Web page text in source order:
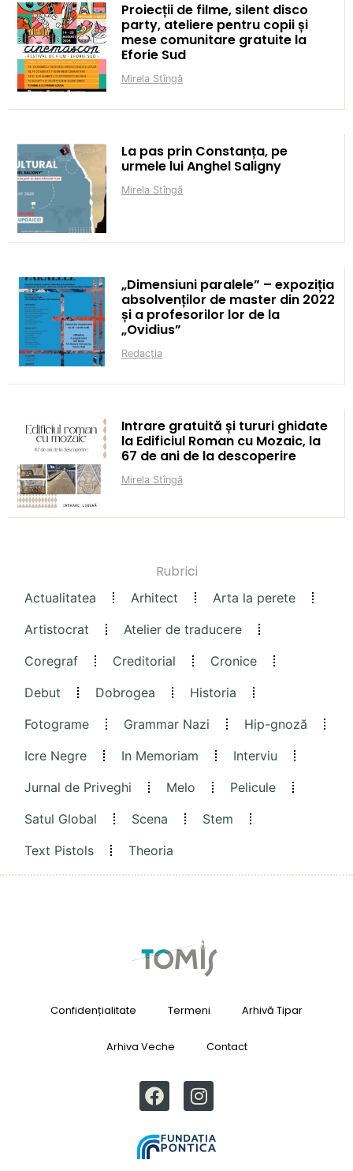
Proiecții de filme, silent disco
party, ateliere pentru copii și
mese comunitare gratuite la
Eforie Sud
Mirela Stîngă
La pas prin Constanța, pe
urmele lui Anghel Saligny
Mirela Stîngă
„Dimensiuni paralele” – expoziția
absolvenților de master din 2022
și a profesorilor lor de la
„Ovidius”
Redacția
Intrare gratuită și tururi ghidate
la Edificiul Roman cu Mozaic, la
67 de ani de la descoperire
Mirela Stîngă
Rubrici
Actualitatea Arhitect
Arta la perete
Artistocrat
Atelier de traducere
Coregraf
Creditorial
Cronice
Debut
Dobrogea
Historia
Fotograme
Grammar Nazi
Hip-gnoză
Icre Negre
In Memoriam
Interviu
Jurnal de Priveghi
Melo
Pelicule
Satul Global
Scena
Stem
Text Pistols
Theoria
Confidențialitate Termeni Arhivă Tipar
Arhiva Veche Contact